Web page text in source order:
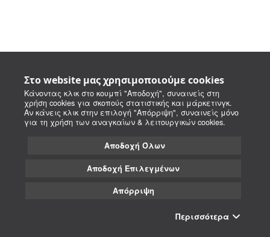
Στο website μας χρησιμοποιούμε cookies
Κάνοντας κλικ στο κουμπί "Αποδοχή", συναινείς στη
χρήση cookies για σκοπούς στατιστικής και μάρκετινγκ.
Αν κάνεις κλικ στην επιλογή "Απόρριψη", συναινείς μόνο
για τη χρήση των αναγκαίων & λειτουργικών cookies.
Αποδοχή Όλων
Αποδοχή Επιλεγμένων
Απόρριψη
Περισσότερα